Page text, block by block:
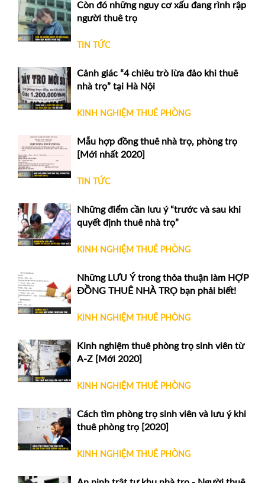
Còn đó những nguy cơ xấu đang rình rập
người thuê trọ
TIN TỨC
Cảnh giác “4 chiêu trò lừa đảo khi thuê
nhà trọ” tại Hà Nội
KINH NGHIỆM THUÊ PHÒNG
Mẫu hợp đồng thuê nhà trọ, phòng trọ
[Mới nhất 2020]
TIN TỨC
Những điểm cần lưu ý “trước và sau khi
quyết định thuê nhà trọ”
KINH NGHIỆM THUÊ PHÒNG
Những LƯU Ý trong thỏa thuận làm HỢP
ĐỒNG THUÊ NHÀ TRỌ bạn phải biết!
KINH NGHIỆM THUÊ PHÒNG
Kinh nghiệm thuê phòng trọ sinh viên từ
A-Z [Mới 2020]
KINH NGHIỆM THUÊ PHÒNG
Cách tìm phòng trọ sinh viên và lưu ý khi
thuê phòng trọ [2020]
KINH NGHIỆM THUÊ PHÒNG